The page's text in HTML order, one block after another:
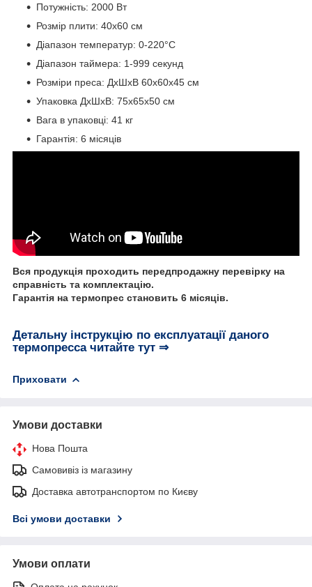
Потужність: 2000 Вт
Розмір плити: 40х60 см
Діапазон температур: 0-220°C
Діапазон таймера: 1-999 секунд
Розміри преса: ДхШхВ 60х60х45 см
Упаковка ДхШхВ: 75х65х50 см
Вага в упаковці: 41 кг
Гарантія: 6 місяців
Вся продукція проходить передпродажну перевірку на
справність та комплектацію.
Гарантія на термопрес становить 6 місяців.
Детальну інструкцію по експлуатації даного
термопресса читайте тут ⇒
Приховати
Умови доставки
Нова Пошта
Самовивіз із магазину
Доставка автотранспортом по Києву
Всі умови доставки
Умови оплати